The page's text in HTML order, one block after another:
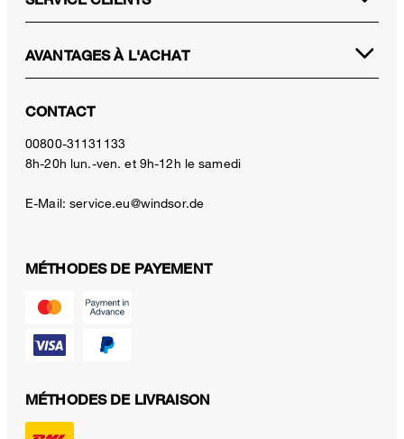
AVANTAGES À L'ACHAT
CONTACT
00800-31131133
8h-20h lun.-ven. et 9h-12h le samedi
E-Mail:service.eu@windsor.de
MÉTHODES DE PAYEMENT
MÉTHODES DE LIVRAISON